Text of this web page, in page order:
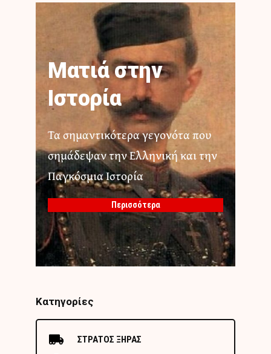
Ματιά στην
Ιστορία
Τα σημαντικότερα γεγονότα που
σημάδεψαν την Ελληνική και την
Παγκόσμια Ιστορία
Περισσότερα
Κατηγορίες
ΣΤΡΑΤΟΣ ΞΗΡΑΣ